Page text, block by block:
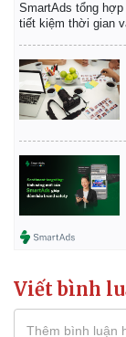
Bất động sản
Khởi nghiệp
SmartAds tổng hợp
tiết kiệm thời gian
Viết bình